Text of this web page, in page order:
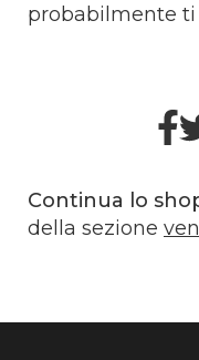
probabilmente ti
Continua lo
della sezione